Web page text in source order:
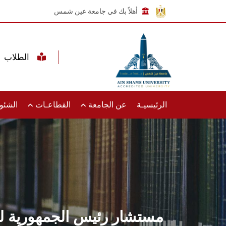
أهلاً بك في جامعة عين شمس
الرئيسيـة عن الجامعة القطاعـات
مستشار رئيس الجمهورية